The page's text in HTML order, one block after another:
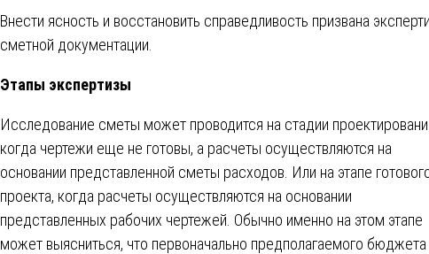
Внести ясность и восстановить справедливость призвана
сметной документации.
Этапы экспертизы
Исследование сметы может проводится на стадии
когда чертежи еще не готовы, а расчеты осуществляются на
основании представленной сметы расходов. Или на этапе
проекта, когда расчеты осуществляются на основании
представленных рабочих чертежей. Обычно именно на этом этапе
может выясниться, что первоначально предполагаемого бюджета